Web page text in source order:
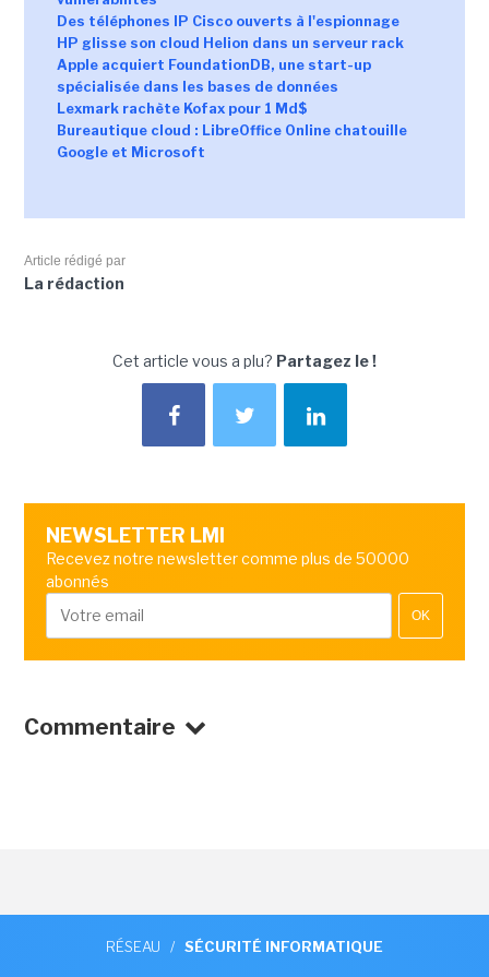
Des téléphones IP Cisco ouverts à l'espionnage
HP glisse son cloud Helion dans un serveur rack
Apple acquiert FoundationDB, une start-up
spécialisée dans les bases de données
Lexmark rachète Kofax pour 1 Md$
Bureautique cloud : LibreOffice Online chatouille
Google et Microsoft
Article rédigé par
La rédaction
Cet article vous a plu? Partagez le !
NEWSLETTER LMI
Recevez notre newsletter comme plus de 50000
abonnés
OK
Commentaire
RÉSEAU / SÉCURITÉ INFORMATIQUE